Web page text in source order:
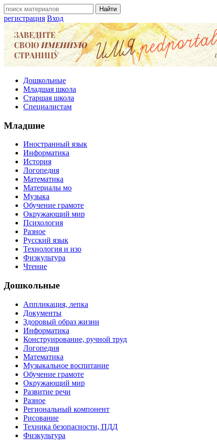
регистрация Вход
Дошкольные
Младшая школа
Старшая школа
Специалистам
Младшие
Иностранный язык
Информатика
История
Логопедия
Математика
Материалы мо
Музыка
Обучение грамоте
Окружающий мир
Психология
Разное
Русский язык
Технология и изо
Физкультура
Чтение
Дошкольные
Аппликация, лепка
Документы
Здоровый образ жизни
Информатика
Конструирование, ручной труд
Логопедия
Математика
Музыкальное воспитание
Обучение грамоте
Окружающий мир
Развитие речи
Разное
Региональный компонент
Рисование
Техника безопасности, ПДД
Физкультура